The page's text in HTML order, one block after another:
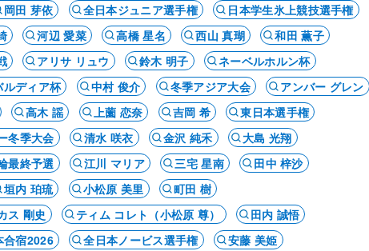
岡田 芽依 全日本ジュニア選手権
日本学生氷上競技選手権
河辺 愛菜 高橋 星名 西山 真瑚
和田 薫子
アリサ リュウ 鈴木 明子
ネーベルホルン杯
ルディア杯 中村 俊介 冬季アジア大会
アンバー グレン
高木 謡 上薗 恋奈 吉岡 希
東日本選手権
冬季大会 清水 咲衣 金沢 純禾
大島 光翔
最終予選 江川 マリア 三宅 星南
田中 梓沙
垣内 珀琉 小松原 美里
町田 樹
ス 剛史 ティム コレト（小松原 尊）
田内 誠悟
合宿2026 全日本ノービス選手権
安藤 美姫